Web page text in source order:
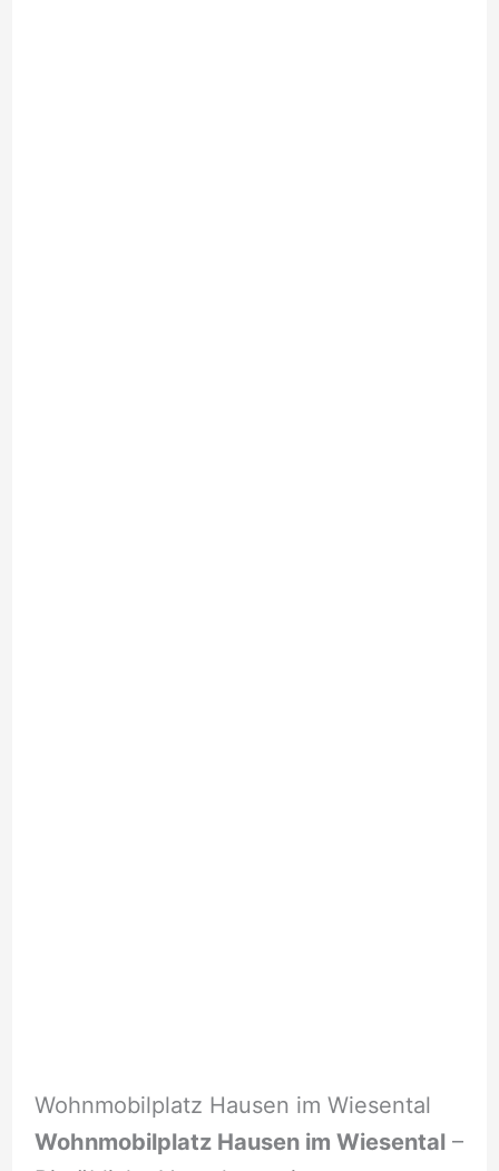
Wohnmobilplatz Hausen im Wiesental
Wohnmobilplatz Hausen im Wiesental–